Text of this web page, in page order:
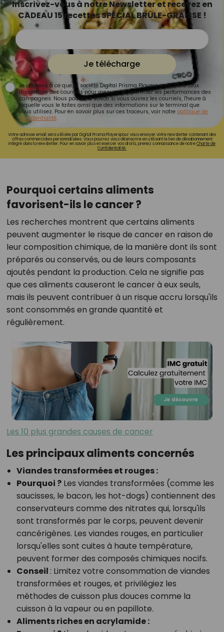
Inscrivez-vous à notre Newsletter et recevez en
CADEAU 15 recettes SPÉCIAL BRÛLE-GRAISSE !
Je télécharge
Je consens à ce que la société Digital Prisma Players analyse le taux
d'ouverture des courriels pour mesurer et optimiser les performances des
campagnes. Nous pourrons savoir si vous ouvrez les courriels, l'heure à
laquelle vous le faites ainsi que des informations sur le terminal que
vous utilisez. Pour en savoir plus sur ces traceurs, voir notre politique de
confidentialité.
Votre adresse email sera utilisée par Digital Prisma Playerspour vous envoyer votre newsletter contenant des
offres commerciales personnalisées. Vous pourrez vous désinscrire en utilisant le lien de désabonnement
intégré dans la newsletter. Pour en savoir plus et exercer vos droits, prenez connaissance de notreCharte de
Confidentialité.
Pourquoi certains aliments
favorisent-ils le cancer ?
Les recherches montrent que certains aliments
peuvent augmenter le risque de cancer en raison de
leur composition chimique, de la manière dont ils sont
préparés ou conservés, ou de leurs composants
ajoutés pendant la production. Cela ne signifie pas
que ces aliments causeront le cancer à eux seuls,
mais ils peuvent contribuer à un risque accru lorsqu'ils
sont consommés en grande quantité et
régulièrement.
Les 10 plus grandes causes de cancer
Les principaux aliments concernés
Viandes transformées et rouges :
Pourquoi ?Les viandes transformées (comme les
saucisses, le bacon, les hot-dogs) contiennent des
conservateurs comme des nitrates qui, lorsqu'ils
sont transformés par le corps, peuvent devenir
cancérigènes. Les viandes rouges, en particulier
lorsqu'elles sont cuites à haute température,
peuvent former des composés chimiques nocifs.
Conseil : Limitez votre consommation de viandes
transformées et rouges, et privilégiez les
méthodes de cuisson plus douces comme la
cuisson à la vapeur ou en papillote.
Aliments riches en acrylamide :